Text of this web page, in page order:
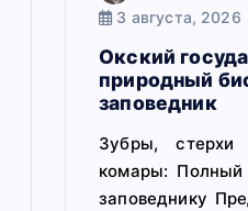
3 августа, 2026
Окский
природный
заповедник
Зубры, стерхи
комары:
заповеднику